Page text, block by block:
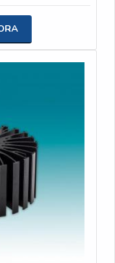
entrega confiança
desses motivos
barramento para
itens variados
dissipadores de
de latão. Tem
com seus
características
o bom
e
é uma empresa
usinagem leve, que
como ferrosos,
e alumínio.A
pela sua
garantindo a
qualidade e
oferece um
entender as
oferecer as